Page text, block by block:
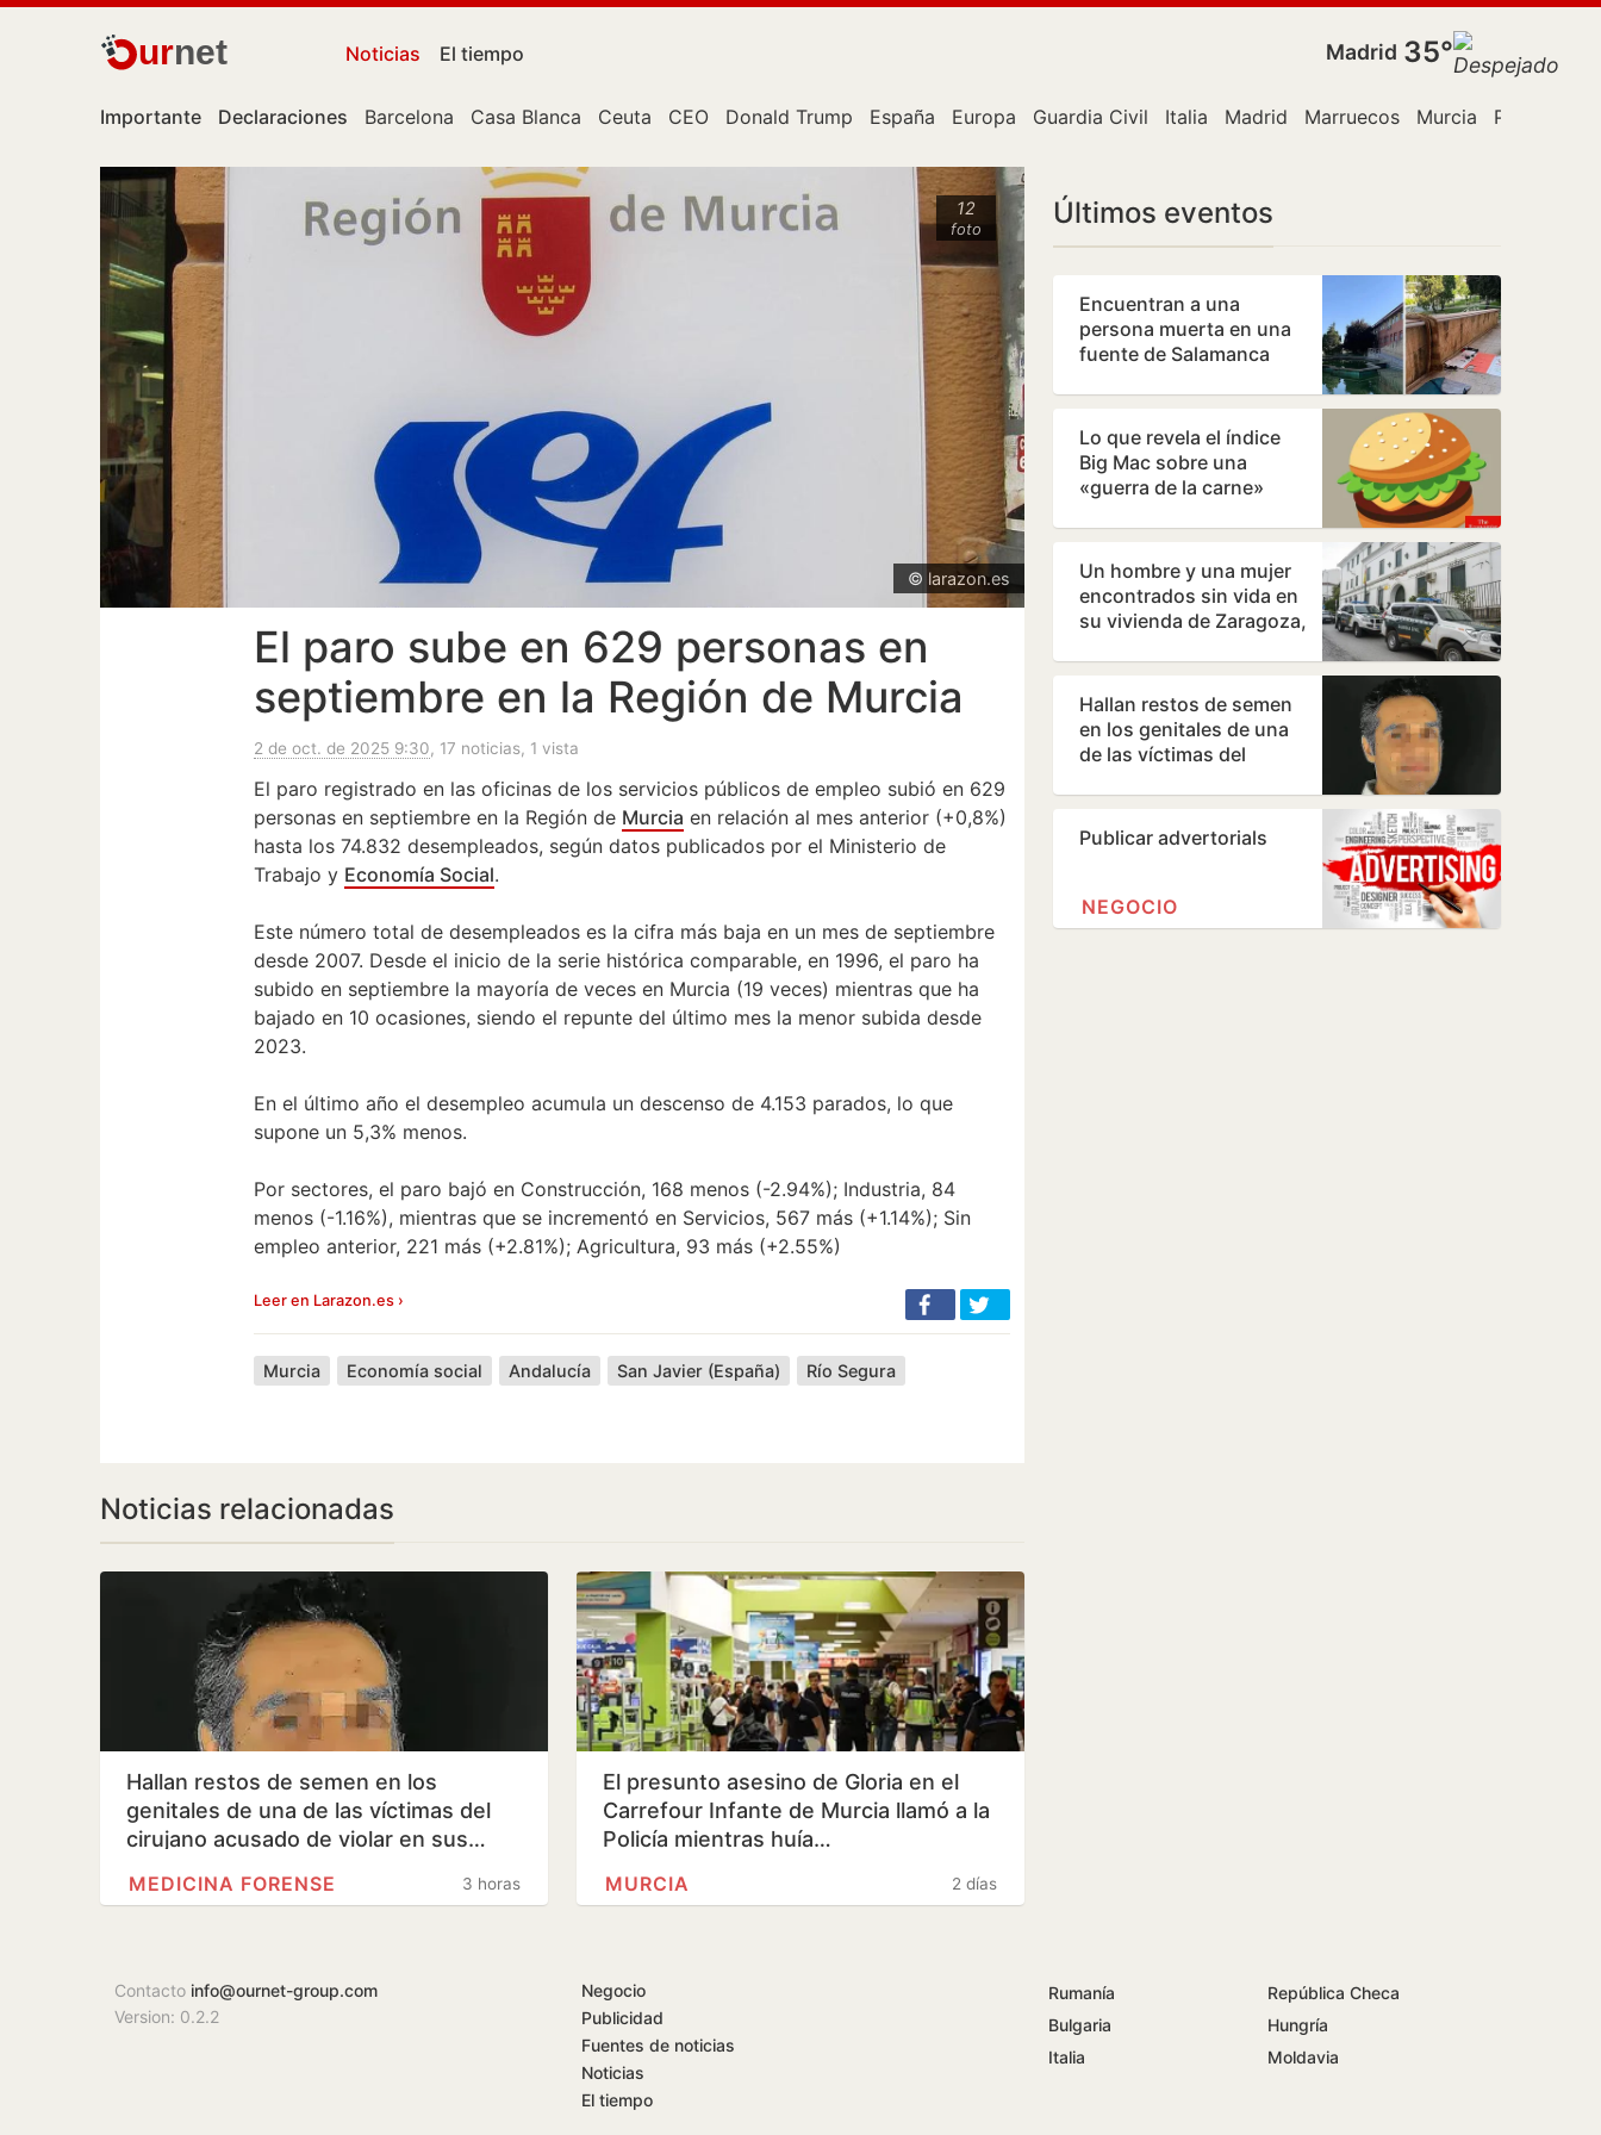
urnet Noticias El tiempo Madrid 35°
Importante Declaraciones Barcelona Casa Blanca Ceuta CEO Donald Trump España Europa Guardia Civil Italia Madrid Marruecos Murcia Policía
12
foto
© larazon.es
El paro sube en 629 personas en
septiembre en la Región de Murcia
2 de oct. de 2025 9:30, 17 noticias, 1 vista
El paro registrado en las oficinas de los servicios públicos de empleo subió en 629
personas en septiembre en la Región de Murcia en relación al mes anterior (+0,8%)
hasta los 74.832 desempleados, según datos publicados por el Ministerio de
Trabajo y Economía Social.
Este número total de desempleados es la cifra más baja en un mes de septiembre
desde 2007. Desde el inicio de la serie histórica comparable, en 1996, el paro ha
subido en septiembre la mayoría de veces en Murcia (19 veces) mientras que ha
bajado en 10 ocasiones, siendo el repunte del último mes la menor subida desde
2023.
En el último año el desempleo acumula un descenso de 4.153 parados, lo que
supone un 5,3% menos.
Por sectores, el paro bajó en Construcción, 168 menos (-2.94%); Industria, 84
menos (-1.16%), mientras que se incrementó en Servicios, 567 más (+1.14%); Sin
empleo anterior, 221 más (+2.81%); Agricultura, 93 más (+2.55%)
Leer en Larazon.es ›
Murcia Economía social Andalucía San Javier (España) Río Segura
Noticias relacionadas
Hallan restos de semen en los
genitales de una de las víctimas del
cirujano acusado de violar en sus…
3 horas
MEDICINA FORENSE
El presunto asesino de Gloria en el
Carrefour Infante de Murcia llamó a la
Policía mientras huía…
2 días
MURCIA
Últimos eventos
Encuentran a una
persona muerta en una
fuente de Salamanca
Lo que revela el índice
Big Mac sobre una
«guerra de la carne»
mundial
Un hombre y una mujer
encontrados sin vida en
su vivienda de Zaragoza,
Hallan restos de semen
en los genitales de una
de las víctimas del
violar en sus…
Publicar advertorials
NEGOCIO
Contacto info@ournet-group.com
Version: 0.2.2
Negocio
Publicidad
Fuentes de noticias
Noticias
El tiempo
Rumanía
República Checa
Bulgaria
Hungría
Italia
Moldavia